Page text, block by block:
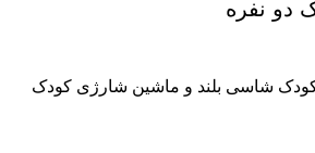
دو نفره
شاسی بلند و ماشین شارژی کودک